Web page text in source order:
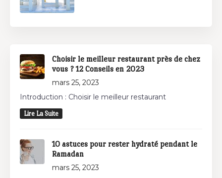
Choisir le meilleur restaurant près de chez
vous ? 12 Conseils en 2023
mars 25, 2023
Introduction : Choisir le meilleur restaurant
Lire La Suite
10 astuces pour rester hydraté pendant le
Ramadan
mars 25, 2023